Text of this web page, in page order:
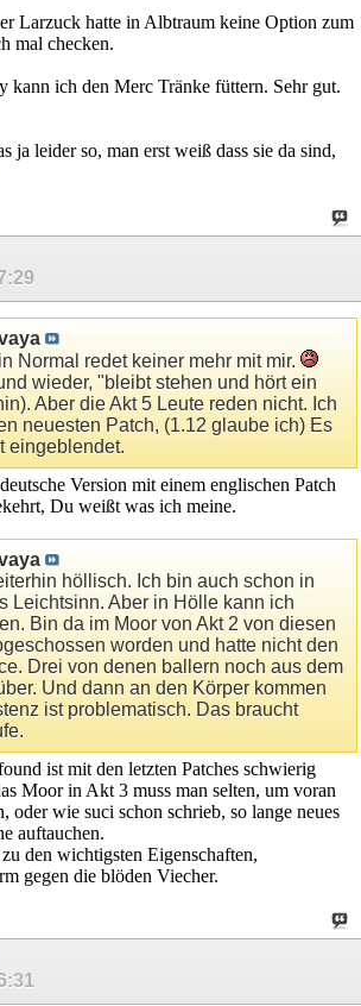
Larzuck hatte in Albtraum keine Option zum
mal checken.
kann ich den Merc Tränke füttern. Sehr gut.
ja leider so, man erst weiß dass sie da sind,
Normal redet keiner mehr mit mir.
wieder, "bleibt stehen und hört ein
Aber die Akt 5 Leute reden nicht. Ich
neuesten Patch, (1.12 glaube ich) Es
eingeblendet.
Version mit einem englischen Patch
Du weißt was ich meine.
höllisch. Ich bin auch schon in
Leichtsinn. Aber in Hölle kann ich
Bin da im Moor von Akt 2 von diesen
worden und hatte nicht den
Drei von denen ballern noch aus dem
Und dann an den Körper kommen
ist problematisch. Das braucht
ist mit den letzten Patches schwierig
Moor in Akt 3 muss man selten, um voran
oder wie suci schon schrieb, so lange neues
auftauchen.
den wichtigsten Eigenschaften,
gegen die blöden Viecher.